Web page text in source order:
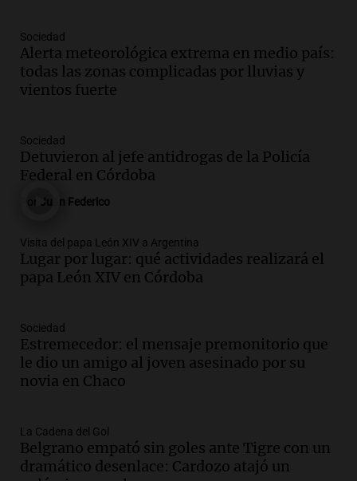
Audio.
Raúl Bondartusen destaca la
urgencia de resolver la crisis educativa
en Tierra del Fuego
Panorama Federal
Audio.
seis meses de prisión por presentar
certificados médicos falsos
Episodios
Audio.
Rafaela propone aumento del
40% en la Unidad de Cuenta Municipal
para afrontar costos
Panorama Federal
Audio.
contra proyecto de inviolabilidad de la
propiedad privada
Panorama Federal
Audio. Ataque a balazos en Rafaela:
disparos contra una vivienda y vehículos
en los barrios Nogales
Sociedad
Alerta meteorológica extrema en medio país:
todas las zonas complicadas por lluvias y
vientos fuerte
Sociedad
Detuvieron al jefe antidrogas de la Policía
Federal en Córdoba
Juan Federico
Visita del papa León XIV a Argentina
Lugar por lugar: qué actividades realizará el
papa León XIV en Córdoba
Sociedad
Estremecedor: el mensaje premonitorio que
le dio un amigo al joven asesinado por su
novia en Chaco
La Cadena del Gol
Belgrano empató sin goles ante Tigre con un
dramático desenlace: Cardozo atajó un